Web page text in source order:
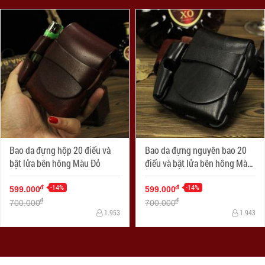
Bao da đựng hộp 20 điếu và
bật lửa bên hông Màu Đỏ
599.000đ -14%
700.000đ
1.953
Bao da đựng nguyên bao 20
điếu và bật lửa bên hông Màu
Đen
599.000đ -14%
700.000đ
1.943